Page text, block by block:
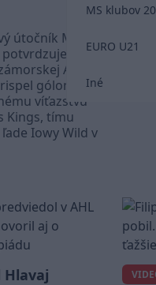
MS klubov
EURO U21
Iné
útočník Martin
svoju
AHL. V
gólom a
víťazstvu
Kings, tímu
Iowy Wild v
Hlavaj